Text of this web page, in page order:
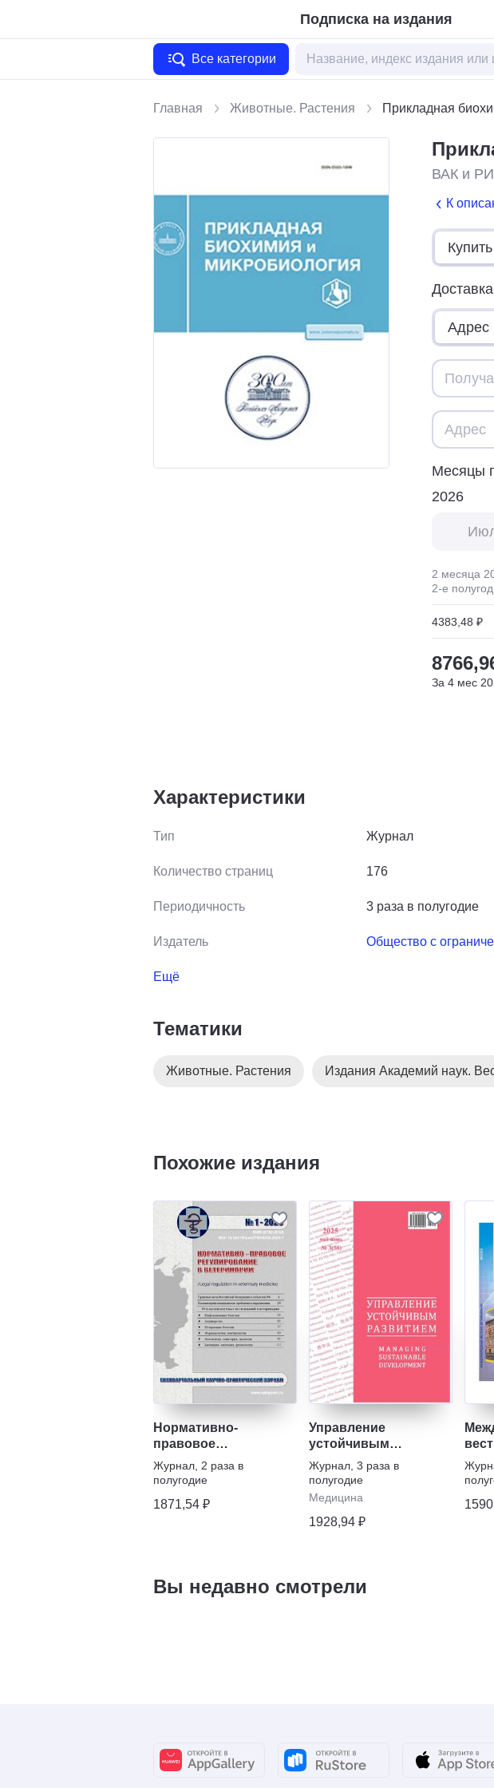
Подписка на издания
Все категории
Главная Животные. Растения Прикладная
ВАК и
К
Доставка
Адрес
Месяцы
2026
2 месяца
2-е
4383,48 ₽
За 4 мес
Характеристики
Тип Журнал
Количество страниц 176
Периодичность 3 раза в полугодие
Издатель Общество с
Ещё
Тематики
Животные. Растения Издания Академий наук.
Похожие издания
Нормативно-
правовое
регулирование в
ветеринарии
Журнал 2 раза в
полугодие
1871,54 ₽
Управление
устойчивым
развитием
Журнал 3 раза в
полугодие
Медицина
1928,94 ₽
Вы недавно смотрели